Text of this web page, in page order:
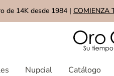
de 14K desde 1984 | COMIENZA
Nupcial Catálogo